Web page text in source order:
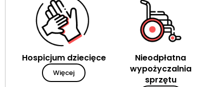
Hospicjum dziecięce
Więcej
Nieodpłatna
wypożyczalnia
sprzętu